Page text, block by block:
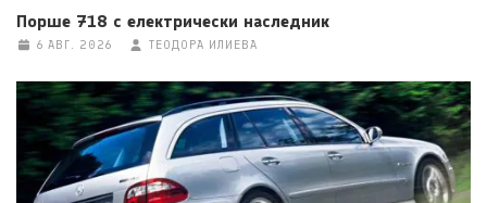
Порше 718 с електрически наследник
6 АВГ. 2026 ТЕОДОРА ИЛИЕВА